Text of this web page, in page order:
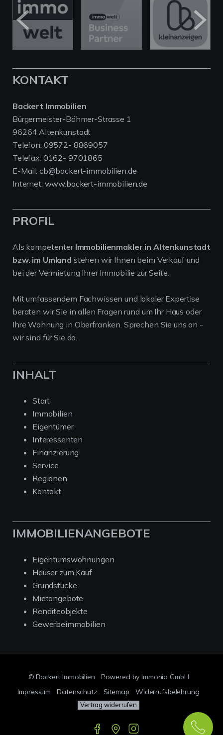
KONTAKT
Backert Immobilien
Bürgermeister-Böhmer-Strasse 1
96264 Altenkunstadt
Telefon: 09572- 8869057
Telefax: 0162- 9701865
E-Mail: cb@backert-immobilien.de
Internet: www.backert-immobilien.de
PROFIL
Als kompetenter Immobilienmakler in Altenkunstadt
bzw. im Umland stehen wir Ihnen beim Verkauf und
bei der Vermietung Ihrer Immobilie zur Seite.
Mit umfassendem Fachwissen und lokaler Expertise
beraten wir Sie in allen Fragen rund um Ihr Haus oder
Ihre Wohnung in Oberfranken. Sprechen Sie uns an -
wir sind für Sie da.
INHALT
Start
Immobilien
Eigentümer
Interessenten
Finanzierung
Service
Regionen
Kontakt
IMMOBILIENANGEBOTE
Eigentumswohnungen
Häuser zum Kauf
Grundstücke
Mietangebote
Renditeobjekte
Gewerbeimmobilien
© Backert Immobilien
Powered by Immonia GmbH
Impressum
Datenschutz Sitemap Widerrufsbelehrung
Vertrag widerrufen